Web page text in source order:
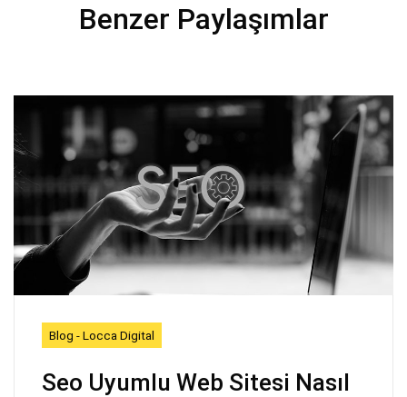
Benzer Paylaşımlar
Blog - Locca Digital
Seo Uyumlu Web Sitesi Nasıl